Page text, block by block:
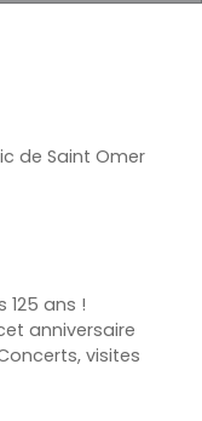
de Saint Omer
ans !
anniversaire
visites